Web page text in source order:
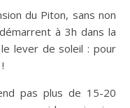
du Piton, sans non
à 3h dans la
lever de soleil : pour
pas plus de 15-20